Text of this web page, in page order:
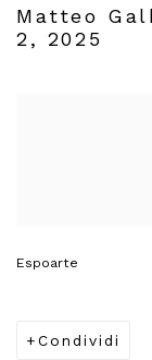
Matteo
2, 2025
Espoarte
Condividi